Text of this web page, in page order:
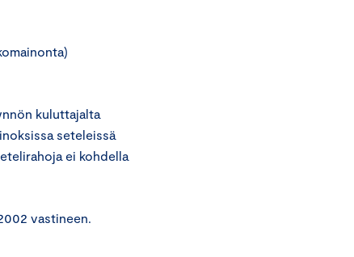
kuluttajalta
seteleissä
ei kohdella
vastineen.